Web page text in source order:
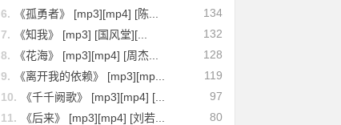
134
6.
《孤勇者》 [mp3][mp4] [陈...
132
7.
《知我》 [mp3] [国风堂][...
128
8.
《花海》 [mp3][mp4] [周杰...
119
9.
《离开我的依赖》 [mp3][mp...
97
10.
《千千阙歌》 [mp3][mp4] [...
80
11.
《后来》 [mp3][mp4] [刘若...